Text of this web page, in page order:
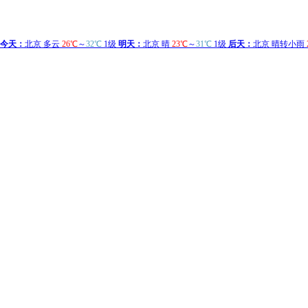
今天： 北京 多云 26℃～32℃ 1级 明天： 北京 晴 23℃～31℃ 1级 后天： 北京 晴转小雨